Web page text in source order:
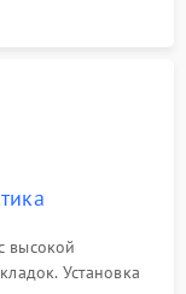
высокой
Установка